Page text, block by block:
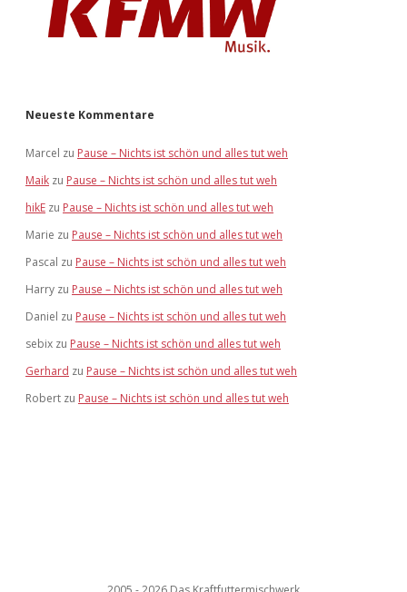
Neueste Kommentare
Marcel zu Pause – Nichts ist schön und alles tut weh
Maik zu Pause – Nichts ist schön und alles tut weh
hikE zu Pause – Nichts ist schön und alles tut weh
Marie zu Pause – Nichts ist schön und alles tut weh
Pascal zu Pause – Nichts ist schön und alles tut weh
Harry zu Pause – Nichts ist schön und alles tut weh
Daniel zu Pause – Nichts ist schön und alles tut weh
sebix zu Pause – Nichts ist schön und alles tut weh
Gerhard zu Pause – Nichts ist schön und alles tut weh
Robert zu Pause – Nichts ist schön und alles tut weh